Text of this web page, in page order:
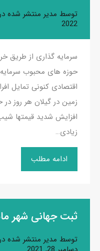
توسط مدیر منتشر شده
2022
سرمایه گذاری از طریق
حوزه های محبوب
اقتصادی کنونی تمایل
زمین در گیلان هر روز
افزایش شدید قیمتها
زیادی…
ادامه مطلب
ثبت جهانی شهر
توسط مدیر منتشر شده